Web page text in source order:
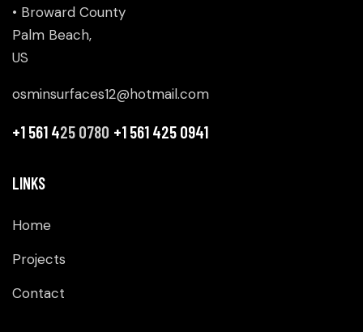
• Broward County
Palm Beach,
US
osminsurfaces12@hotmail.com
+1 561 425 0780 +1 561 425 0941
LINKS
Home
Projects
Contact